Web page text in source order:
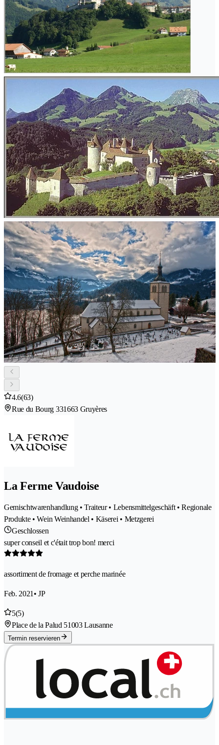
4.6(63)
Rue du Bourg 331663 Gruyères
La Ferme Vaudoise
Gemischtwarenhandlung • Traiteur • Lebensmittelgeschäft • Regionale
Produkte • Wein Weinhandel • Käserei • Metzgerei
Geschlossen
super conseil et c'était trop bon! merci
assortiment de fromage et perche marinée
Feb. 2021 • JP
5(5)
Place de la Palud 51003 Lausanne
Termin reservieren